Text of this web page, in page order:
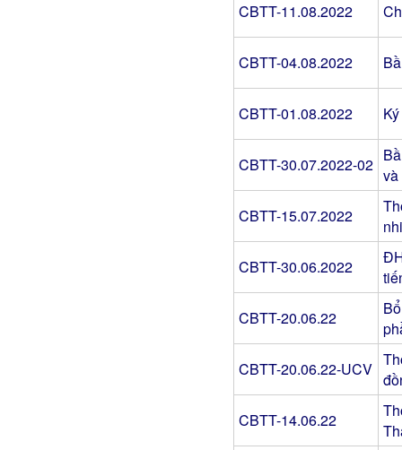
CBTT-11.08.2022
CBTT-04.08.2022
CBTT-01.08.2022
CBTT-30.07.2022-02
và
CBTT-15.07.2022
CBTT-30.06.2022
CBTT-20.06.22
CBTT-20.06.22-UCV
CBTT-14.06.22